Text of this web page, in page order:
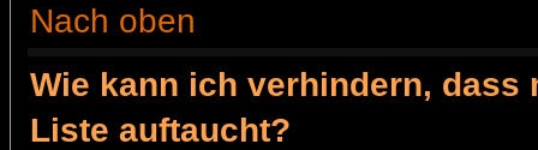
Nach oben
Wie kann ich verhindern, dass
Liste auftaucht?